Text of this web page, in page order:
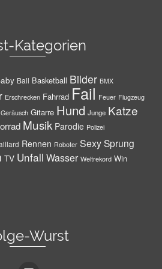
Kategorien
Ball Basketball Bilder BMX
Erschrecken Fahrrad Fail Feuer Flugzeug
Geräusch Gitarre Hund Junge Katze
Musik Parodie Polizei
Rennen Roboter SexySprung
TV Unfall Wasser Weltrekord Win
Wurst